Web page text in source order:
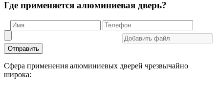
Где применяется алюминиевая дверь?
Отправить
Сфера применения алюминиевых дверей чрезвычайно
широка: